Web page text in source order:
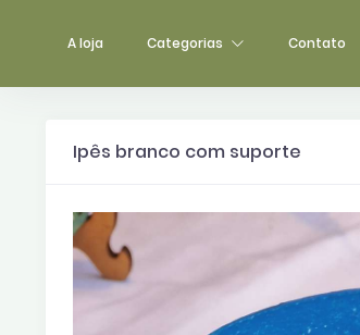
A loja Categorias Contato
Ipês branco com suporte